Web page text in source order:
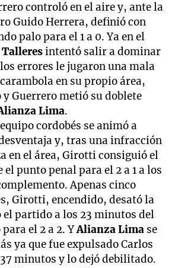
controló en el aire y, ante la
Guido Herrera, definió con
palo para el 1 a 0. Ya en el
Talleresintentó salir a dominar
errores le jugaron una mala
en su propio área,
Guerrero metió su doblete
Lima.
cordobés se animó a
y, tras una infracción
en el área, Girotti consiguió el
el punto penal para el 2 a 1 a los
Apenas cinco
Girotti, encendido, desató la
el partido a los 23 minutos del
el 2 a 2. YAlianza Lima se
ya que fue expulsado Carlos
minutos y lo dejó debilitado.